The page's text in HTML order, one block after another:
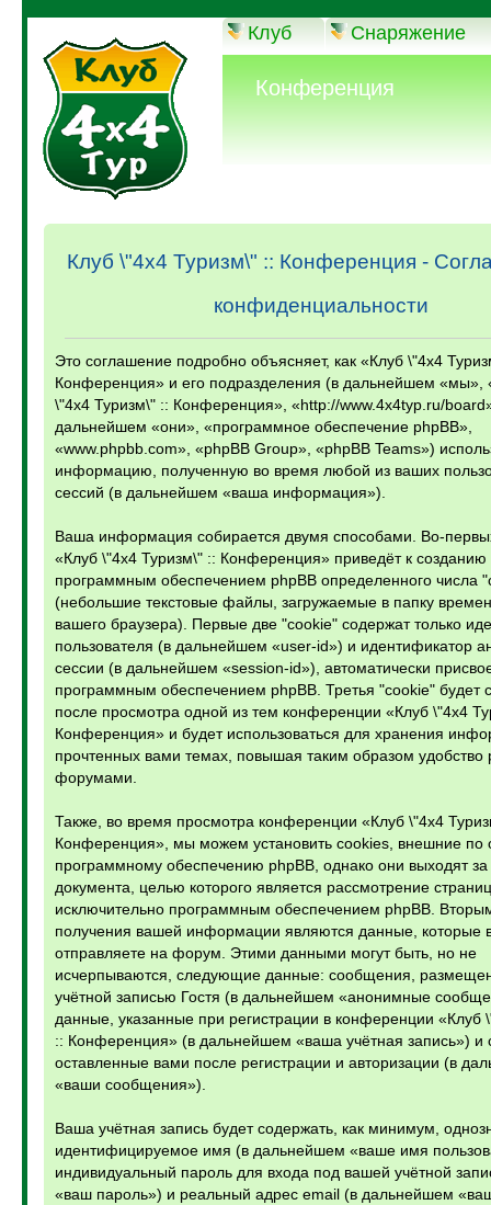
Клуб Снаряжение
Конференция
Клуб \"4х4 Туризм\" :: Конференция -
конфиденциальности
Это соглашение подробно объясняет, как «Клуб \"4х4
Конференция» и его подразделения (в дальнейшем «мы»,
\"4х4 Туризм\" :: Конференция», «http://www.4x4typ.ru/
дальнейшем «они», «программное обеспечение phpBB»,
«www.phpbb.com», «phpBB Group», «phpBB Teams»)
информацию, полученную во время любой из ваших
сессий (в дальнейшем «ваша информация»).
Ваша информация собирается двумя способами. Во-
«Клуб \"4х4 Туризм\" :: Конференция» приведёт к созданию
программным обеспечением phpBB определенного числа
(небольшие текстовые файлы, загружаемые в папку
вашего браузера). Первые две "cookie" содержат только
пользователя (в дальнейшем «user-id») и идентификатор
сессии (в дальнейшем «session-id»), автоматически
программным обеспечением phpBB. Третья "cookie" будет
после просмотра одной из тем конференции «Клуб \"4х4
Конференция» и будет использоваться для хранения
прочтенных вами темах, повышая таким образом удобство
форумами.
Также, во время просмотра конференции «Клуб \"4х4
Конференция», мы можем установить cookies, внешние по
программному обеспечению phpBB, однако они выходят за
документа, целью которого является рассмотрение
исключительно программным обеспечением phpBB.
получения вашей информации являются данные, которые
отправляете на форум. Этими данными могут быть, но не
исчерпываются, следующие данные: сообщения,
учётной записью Гостя (в дальнейшем «анонимные
данные, указанные при регистрации в конференции «Клуб
:: Конференция» (в дальнейшем «ваша учётная запись») и
оставленные вами после регистрации и авторизации (в
«ваши сообщения»).
Ваша учётная запись будет содержать, как минимум,
идентифицируемое имя (в дальнейшем «ваше имя
индивидуальный пароль для входа под вашей учётной
«ваш пароль») и реальный адрес email (в дальнейшем